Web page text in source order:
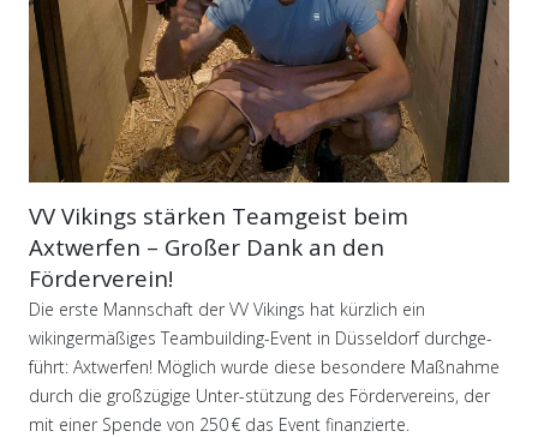
VV Vikings stärken Teamgeist beim
Axtwerfen – Großer Dank an den
Förderverein!
Die erste Mannschaft der VV Vikings hat kürzlich ein
wikingermäßiges Teambuilding-Event in Düsseldorf durchge-
führt: Axtwerfen! Möglich wurde diese besondere Maßnahme
durch die großzügige Unter-stützung des Fördervereins, der
mit einer Spende von 250 € das Event finanzierte.